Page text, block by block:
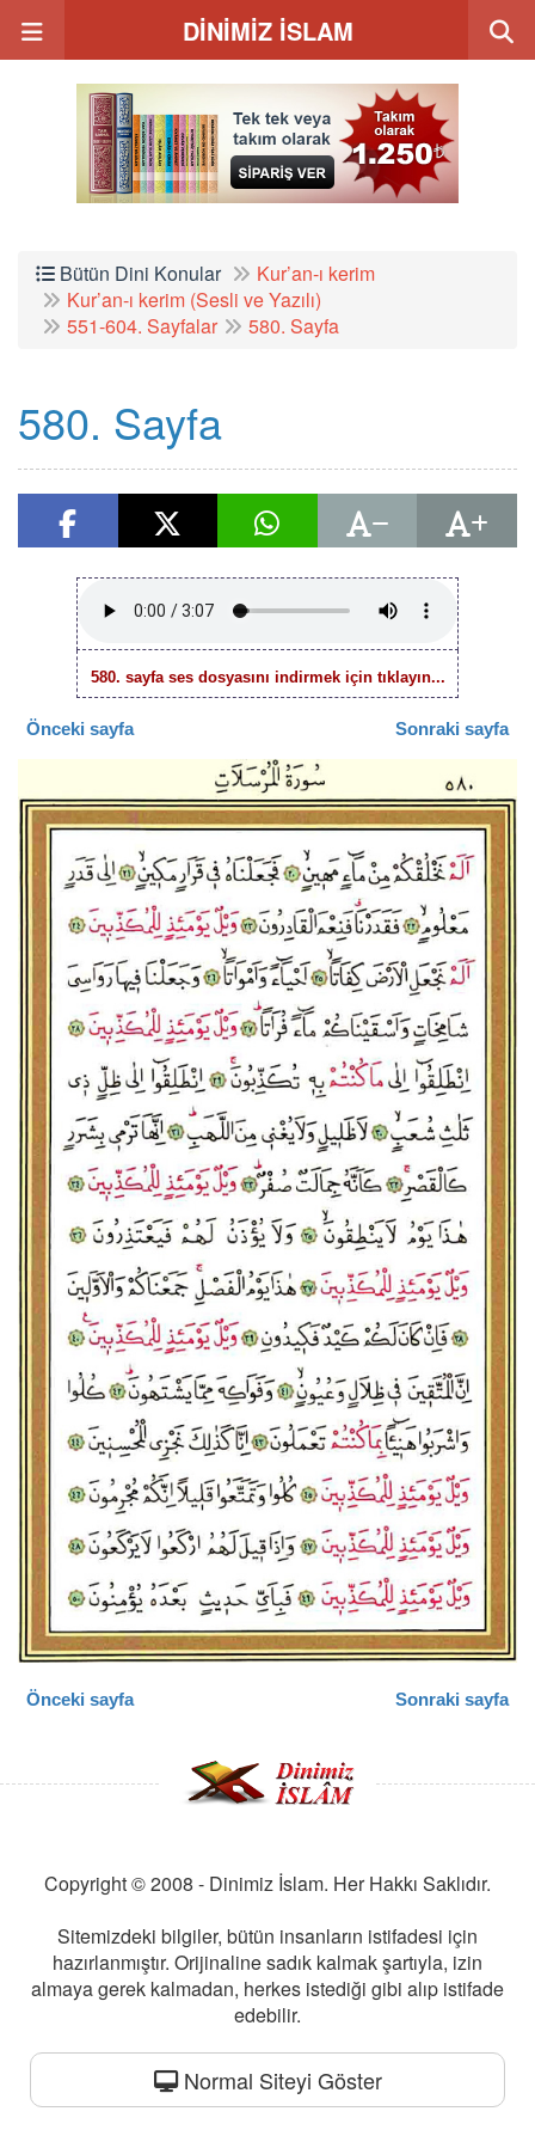
DİNİMİZ İSLAM
Bütün Dini Konular
Kur’an-ı kerim
Kur’an-ı kerim (Sesli ve Yazılı)
551-604. Sayfalar
580. Sayfa
580. Sayfa
580. sayfa ses dosyasını indirmek için tıklayın...
Önceki sayfa Sonraki sayfa
Önceki sayfa Sonraki sayfa
Copyright © 2008 - Dinimiz İslam. Her Hakkı Saklıdır.
Sitemizdeki bilgiler, bütün insanların istifadesi için
hazırlanmıştır. Orijinaline sadık kalmak şartıyla, izin
almaya gerek kalmadan, herkes istediği gibi alıp istifade
edebilir.
Normal Siteyi Göster